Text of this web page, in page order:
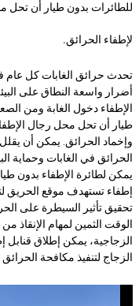
للطائرات بدون طيار أن تحل
لإطفاء الحرائق.
تحدث حرائق الغابات كل عام
أضرار واسعة النطاق على
الإطفاء دخول الغابة ومن
طيار أن تحل محل رجال
وإخماد الحرائق. يمكن أن
الحرائق في الغابات وحماية
إطفاء تستهدف موقع الحريق
تحقيق تأثير السيطرة على
الوقت الثمين لمهام الإنقاذ
الزجاجية، يمكن إطلاق
الزجاج لتنفيذ مكافحة